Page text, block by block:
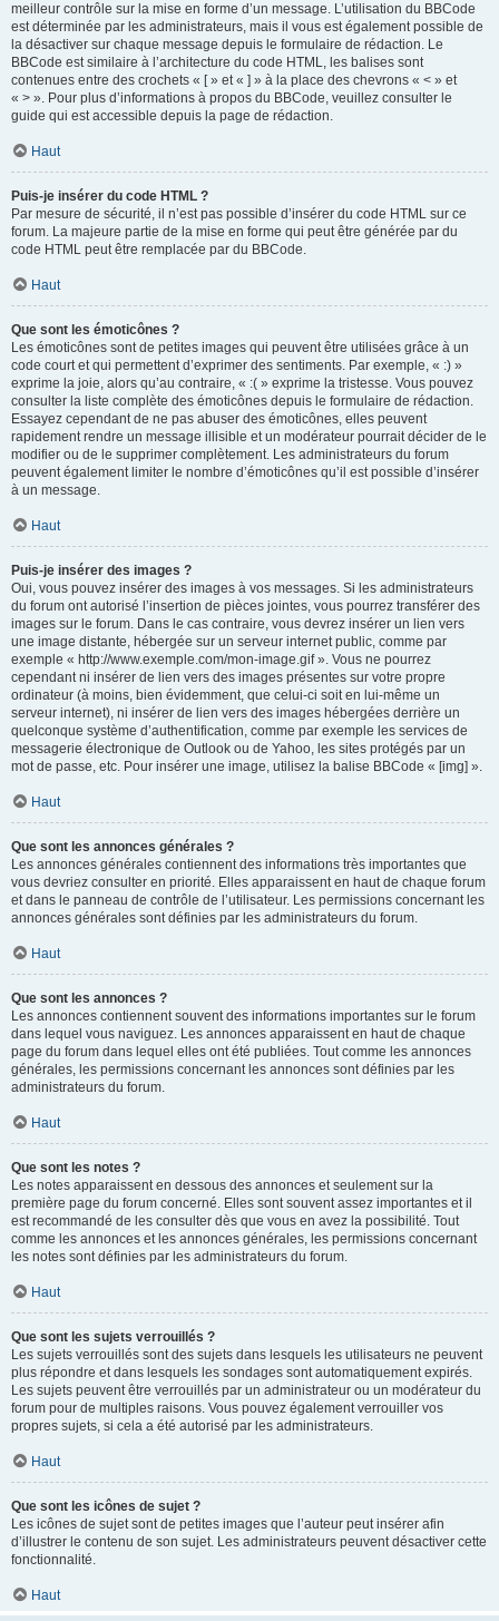
meilleur contrôle sur la mise en forme d’un message. L’utilisation du BBCode
est déterminée par les administrateurs, mais il vous est également possible de
la désactiver sur chaque message depuis le formulaire de rédaction. Le
BBCode est similaire à l’architecture du code HTML, les balises sont
contenues entre des crochets « [ » et « ] » à la place des chevrons « < » et
« > ». Pour plus d’informations à propos du BBCode, veuillez consulter le
guide qui est accessible depuis la page de rédaction.
Haut
Puis-je insérer du code HTML ?
Par mesure de sécurité, il n’est pas possible d’insérer du code HTML sur ce
forum. La majeure partie de la mise en forme qui peut être générée par du
code HTML peut être remplacée par du BBCode.
Haut
Que sont les émoticônes ?
Les émoticônes sont de petites images qui peuvent être utilisées grâce à un
code court et qui permettent d’exprimer des sentiments. Par exemple, « :) »
exprime la joie, alors qu’au contraire, « :( » exprime la tristesse. Vous pouvez
consulter la liste complète des émoticônes depuis le formulaire de rédaction.
Essayez cependant de ne pas abuser des émoticônes, elles peuvent
rapidement rendre un message illisible et un modérateur pourrait décider de le
modifier ou de le supprimer complètement. Les administrateurs du forum
peuvent également limiter le nombre d’émoticônes qu’il est possible d’insérer
à un message.
Haut
Puis-je insérer des images ?
Oui, vous pouvez insérer des images à vos messages. Si les administrateurs
du forum ont autorisé l’insertion de pièces jointes, vous pourrez transférer des
images sur le forum. Dans le cas contraire, vous devrez insérer un lien vers
une image distante, hébergée sur un serveur internet public, comme par
exemple « http://www.exemple.com/mon-image.gif ». Vous ne pourrez
cependant ni insérer de lien vers des images présentes sur votre propre
ordinateur (à moins, bien évidemment, que celui-ci soit en lui-même un
serveur internet), ni insérer de lien vers des images hébergées derrière un
quelconque système d’authentification, comme par exemple les services de
messagerie électronique de Outlook ou de Yahoo, les sites protégés par un
mot de passe, etc. Pour insérer une image, utilisez la balise BBCode « [img] ».
Haut
Que sont les annonces générales ?
Les annonces générales contiennent des informations très importantes que
vous devriez consulter en priorité. Elles apparaissent en haut de chaque forum
et dans le panneau de contrôle de l’utilisateur. Les permissions concernant les
annonces générales sont définies par les administrateurs du forum.
Haut
Que sont les annonces ?
Les annonces contiennent souvent des informations importantes sur le forum
dans lequel vous naviguez. Les annonces apparaissent en haut de chaque
page du forum dans lequel elles ont été publiées. Tout comme les annonces
générales, les permissions concernant les annonces sont définies par les
administrateurs du forum.
Haut
Que sont les notes ?
Les notes apparaissent en dessous des annonces et seulement sur la
première page du forum concerné. Elles sont souvent assez importantes et il
est recommandé de les consulter dès que vous en avez la possibilité. Tout
comme les annonces et les annonces générales, les permissions concernant
les notes sont définies par les administrateurs du forum.
Haut
Que sont les sujets verrouillés ?
Les sujets verrouillés sont des sujets dans lesquels les utilisateurs ne peuvent
plus répondre et dans lesquels les sondages sont automatiquement expirés.
Les sujets peuvent être verrouillés par un administrateur ou un modérateur du
forum pour de multiples raisons. Vous pouvez également verrouiller vos
propres sujets, si cela a été autorisé par les administrateurs.
Haut
Que sont les icônes de sujet ?
Les icônes de sujet sont de petites images que l’auteur peut insérer afin
d’illustrer le contenu de son sujet. Les administrateurs peuvent désactiver cette
fonctionnalité.
Haut